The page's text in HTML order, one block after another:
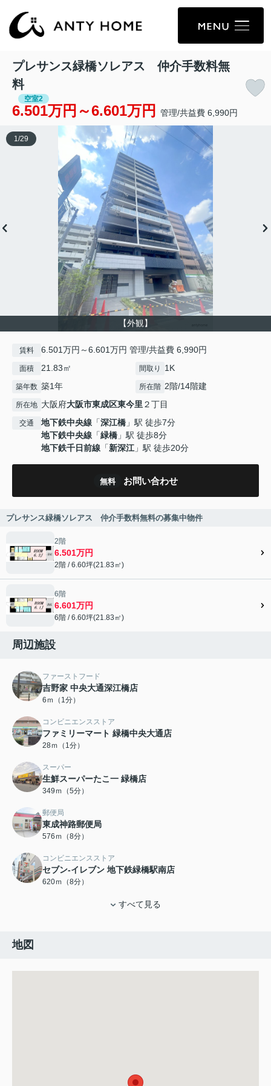
プレサンス緑橋ソレアス 仲介手数料無
料
空室2
6.501万円～6.601万円 管理/共益費 6,990円
【外観】
1 /29
賃料 6.501万円～6.601万円 管理/共益費 6,990円
面積 21.83㎡ 間取り 1K
築年数 築1年 所在階 2階/14階建
所在地 大阪府大阪市東成区東今里 ２丁目
交通 地下鉄中央線 「深江橋 」駅 徒歩7分
地下鉄中央線 「緑橋 」駅 徒歩8分
地下鉄千日前線 「新深江 」駅 徒歩20分
無料 お問い合わせ
プレサンス緑橋ソレアス 仲介手数料無料の募集中物件
2階
6.501万円
2階 / 6.60坪(21.83㎡)
6階
6.601万円
6階 / 6.60坪(21.83㎡)
周辺施設
ファーストフード
吉野家 中央大通深江橋店
6ｍ（1分）
コンビニエンスストア
ファミリーマート 緑橋中央大通店
28ｍ（1分）
スーパー
生鮮スーパーたこ一 緑橋店
349ｍ（5分）
郵便局
東成神路郵便局
576ｍ（8分）
コンビニエンスストア
セブン-イレブン 地下鉄緑橋駅南店
620ｍ（8分）
すべて見る
地図